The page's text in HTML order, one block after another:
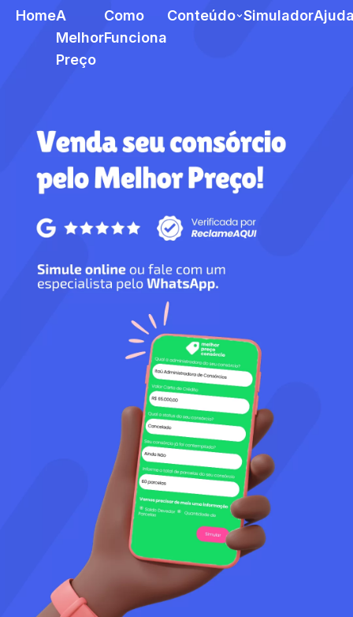
HomeA
Melhor
Preço
Como
Funciona
Conteúdo Simulador